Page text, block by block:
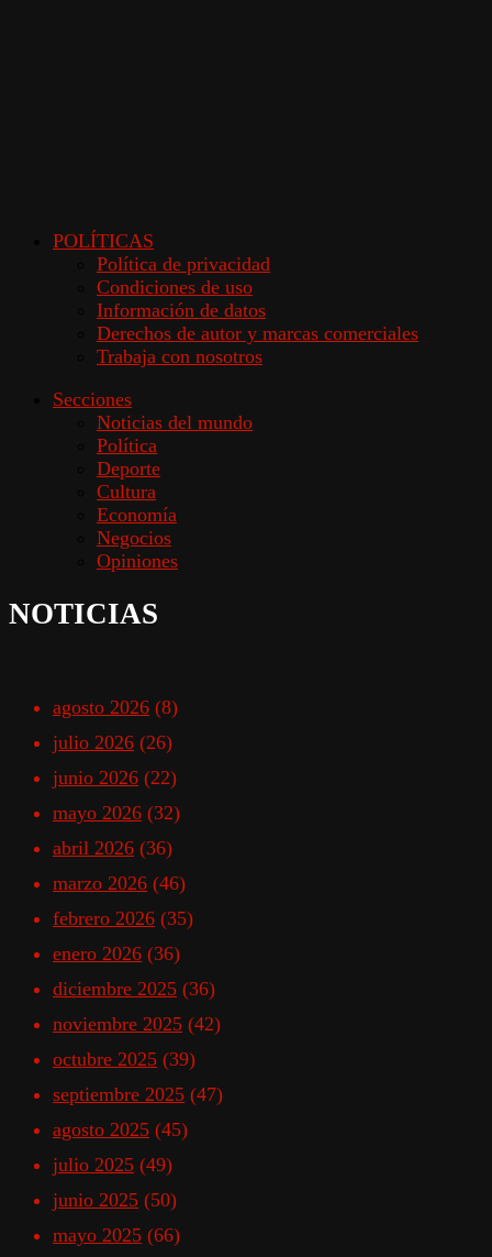
POLÍTICAS
Política de privacidad
Condiciones de uso
Información de datos
Derechos de autor y marcas comerciales
Trabaja con nosotros
Secciones
Noticias del mundo
Política
Deporte
Cultura
Economía
Negocios
Opiniones
NOTICIAS
agosto 2026 (8)
julio 2026 (26)
junio 2026 (22)
mayo 2026 (32)
abril 2026 (36)
marzo 2026 (46)
febrero 2026 (35)
enero 2026 (36)
diciembre 2025 (36)
noviembre 2025 (42)
octubre 2025 (39)
septiembre 2025 (47)
agosto 2025 (45)
julio 2025 (49)
junio 2025 (50)
mayo 2025 (66)